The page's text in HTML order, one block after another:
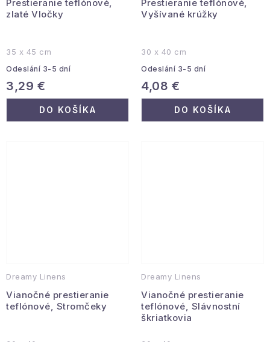
Prestieranie teflónové,
zlaté Vločky
35 x 45 cm
Odeslání 3-5 dní
3,29 €
DO KOŠÍKA
Prestieranie teflónové,
Vyšívané krúžky
30 x 40 cm
Odeslání 3-5 dní
4,08 €
DO KOŠÍKA
Dreamy Linens
Vianočné prestieranie
teflónové, Stromčeky
Dreamy Linens
Vianočné prestieranie
teflónové, Slávnostní
škriatkovia